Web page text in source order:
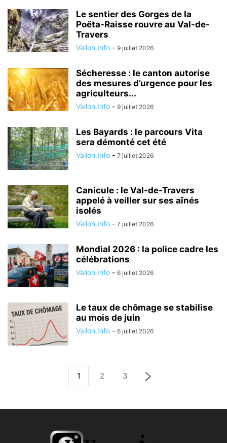
Le sentier des Gorges de la
Poëta-Raisse rouvre au Val-de-
Travers
Vallon.Info - 9 juillet 2026
Sécheresse : le canton autorise
des mesures d’urgence pour les
agriculteurs...
Vallon.Info - 9 juillet 2026
Les Bayards : le parcours Vita
sera démonté cet été
Vallon.Info - 7 juillet 2026
Canicule : le Val-de-Travers
appelé à veiller sur ses aînés
isolés
Vallon.Info - 7 juillet 2026
Mondial 2026 : la police cadre les
célébrations
Vallon.Info - 6 juillet 2026
Le taux de chômage se stabilise
au mois de juin
Vallon.Info - 6 juillet 2026
1 2 3